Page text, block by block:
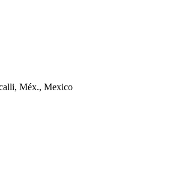
Méx., Mexico